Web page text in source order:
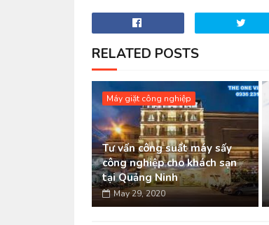
RELATED POSTS
Máy giặt công nghiệp
Tư vấn công suất máy sấy
công nghiệp cho khách sạn
tại Quảng Ninh
May 29, 2020